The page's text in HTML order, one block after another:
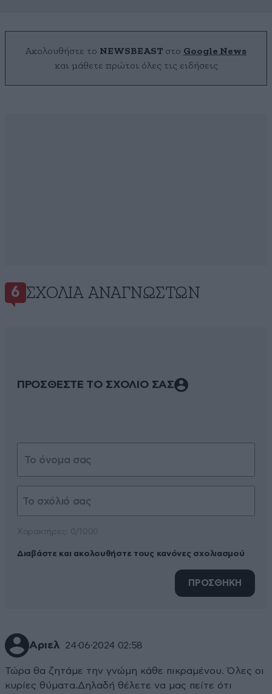
Ακολουθήστε το NEWSBEAST στο Google News
και μάθετε πρώτοι όλες τις ειδήσεις
6 ΣΧΌΛΙΑ ΑΝΑΓΝΩΣΤΏΝ
ΠΡΟΣΘΕΣΤΕ ΤΟ ΣΧΟΛΙΟ ΣΑΣ
Διαβάστε και ακολουθήστε τους κανόνες σχολιασμού
ΠΡΟΣΘΗΚΗ
Αριελ 24·06·2024 02:58
Τώρα θα ζητάμε την γνώμη κάθε πικραμένου. Όλες οι
κυρίες θύματα.Δηλαδή θέλετε να μας πείτε ότι